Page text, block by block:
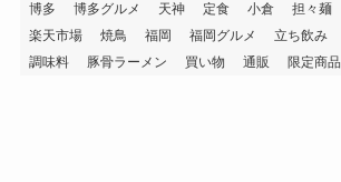
博多
博多グルメ 天神 定食 小倉 担々麺
楽天市場
焼鳥 福岡 福岡グルメ 立ち飲み
調味料
豚骨ラーメン 買い物 通販 限定商品